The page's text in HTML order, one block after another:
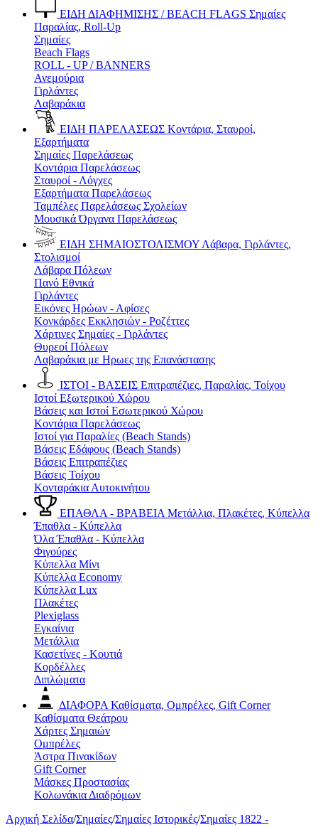
ΕΙΔΗ ΔΙΑΦΗΜΙΣΗΣ / BEACH FLAGS Σημαίες
Παραλίας, Roll-Up
Σημαίες
Beach Flags
ROLL - UP / BANNERS
Ανεμούρια
Γιρλάντες
Λαβαράκια
ΕΙΔΗ ΠΑΡΕΛΑΣΕΩΣ Κοντάρια, Σταυροί,
Εξαρτήματα
Σημαίες Παρελάσεως
Κοντάρια Παρελάσεως
Σταυροί - Λόγχες
Εξαρτήματα Παρελάσεως
Ταμπέλες Παρελάσεως Σχολείων
Μουσικά Όργανα Παρελάσεως
ΕΙΔΗ ΣΗΜΑΙΟΣΤΟΛΙΣΜΟΥ Λάβαρα, Γιρλάντες,
Στολισμοί
Λάβαρα Πόλεων
Πανό Εθνικά
Γιρλάντες
Εικόνες Ηρώων - Αφίσες
Κονκάρδες Εκκλησιών - Ροζέττες
Χάρτινες Σημαίες - Γιρλάντες
Θυρεοί Πόλεων
Λαβαράκια με Ηρωες της Επανάστασης
ΙΣΤΟΙ - ΒΑΣΕΙΣ Επιτραπέζιες, Παραλίας, Τοίχου
Ιστοί Εξωτερικού Χώρου
Βάσεις και Ιστοί Εσωτερικού Χώρου
Κοντάρια Παρελάσεως
Ιστοί για Παραλίες (Beach Stands)
Βάσεις Εδάφους (Beach Stands)
Βάσεις Επιτραπέζιες
Βάσεις Τοίχου
Κονταράκια Αυτοκινήτου
ΕΠΑΘΛΑ - ΒΡΑΒΕΙΑ Μετάλλια, Πλακέτες, Κύπελλα
Έπαθλα - Κύπελλα
Όλα Έπαθλα - Κύπελλα
Φιγούρες
Κύπελλα Μίνι
Κύπελλα Economy
Κύπελλα Lux
Πλακέτες
Plexiglass
Εγκαίνια
Μετάλλια
Κασετίνες - Κουτιά
Κορδέλλες
Διπλώματα
ΔΙΑΦΟΡΑ Καθίσματα, Ομπρέλες, Gift Corner
Καθίσματα Θεάτρου
Χάρτες Σημαιών
Ομπρέλες
Άστρα Πινακίδων
Gift Corner
Μάσκες Προστασίας
Κολωνάκια Διαδρόμων
Αρχική Σελίδα/Σημαίες/Σημαίες Ιστορικές/Σημαίες 1822 -